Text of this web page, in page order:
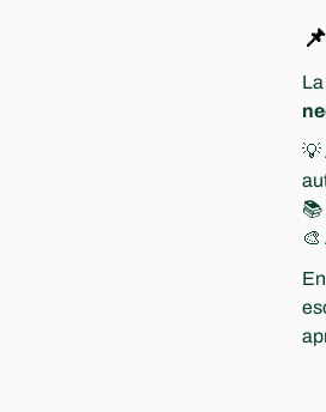
💡
📚
🎨
En